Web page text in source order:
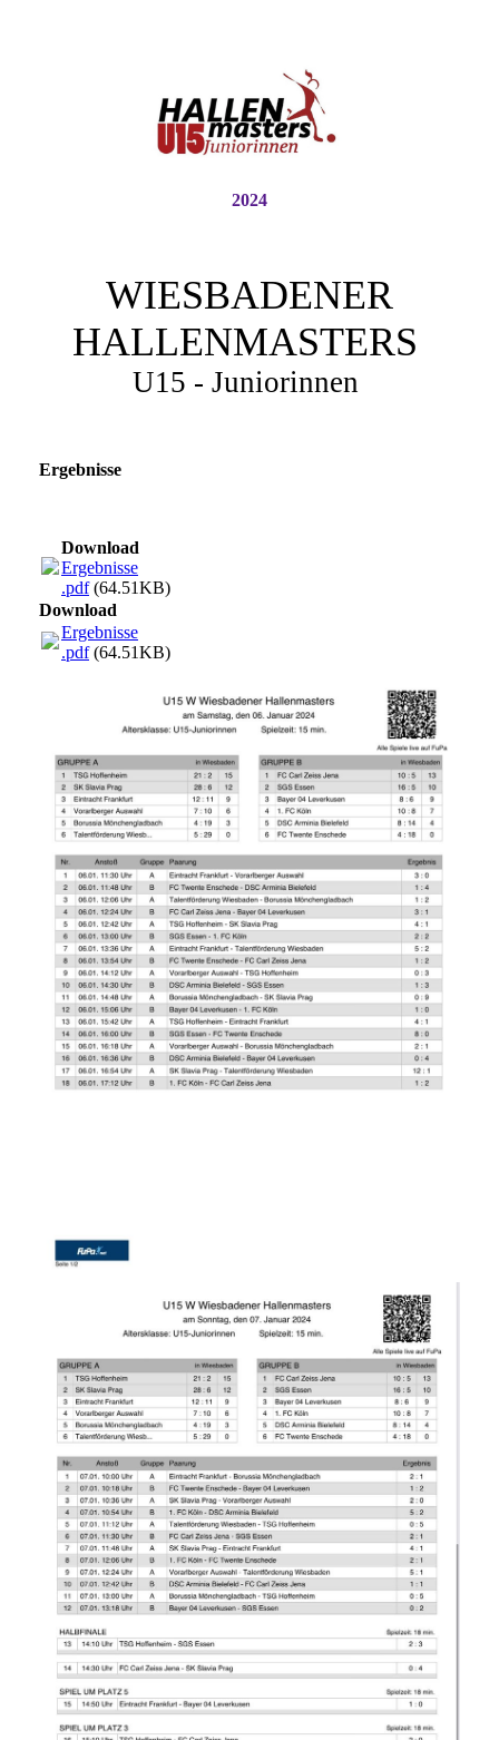
2024
WIESBADENER
HALLENMASTERS
U15 - Juniorinnen
Ergebnisse
Download
Ergebnisse
.pdf(64.51KB)
Download
Ergebnisse
.pdf(64.51KB)